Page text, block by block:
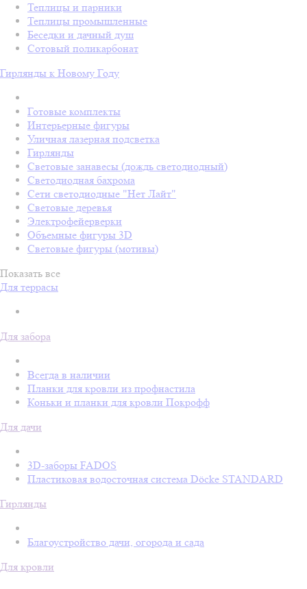
Теплицы и парники
Теплицы промышленные
Беседки и дачный душ
Сотовый поликарбонат
Гирлянды к Новому Году
Готовые комплекты
Интерьерные фигуры
Уличная лазерная подсветка
Гирлянды
Световые занавесы (дождь светодиодный)
Светодиодная бахрома
Сети светодиодные "Нет Лайт"
Световые деревья
Электрофейерверки
Объемные фигуры 3D
Световые фигуры (мотивы)
Показать все
Для террасы
Для забора
Всегда в наличии
Планки для кровли из профнастила
Коньки и планки для кровли Покрофф
Для дачи
3D-заборы FADOS
Пластиковая водосточная система Döcke STANDARD
Гирлянды
Благоустройство дачи, огорода и сада
Для кровли